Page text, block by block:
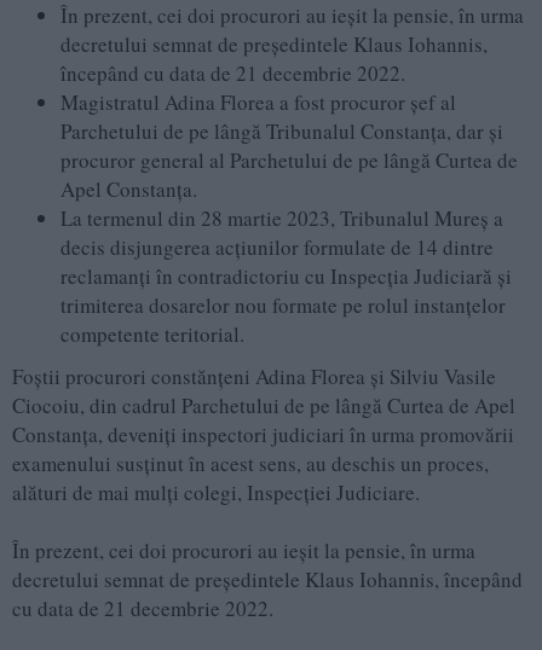
În prezent, cei doi procurori au ieșit la pensie, în urma
decretului semnat de președintele Klaus Iohannis,
începând cu data de 21 decembrie 2022.
Magistratul Adina Florea a fost procuror șef al
Parchetului de pe lângă Tribunalul Constanța, dar și
procuror general al Parchetului de pe lângă Curtea de
Apel Constanța.
La termenul din 28 martie 2023, Tribunalul Mureș a
decis disjungerea acțiunilor formulate de 14 dintre
reclamanți în contradictoriu cu Inspecția Judiciară și
trimiterea dosarelor nou formate pe rolul instanțelor
competente teritorial.
Foștii procurori constănțeni Adina Florea și Silviu Vasile
Ciocoiu, din cadrul Parchetului de pe lângă Curtea de Apel
Constanța, deveniți inspectori judiciari în urma promovării
examenului susținut în acest sens, au deschis un proces,
alături de mai mulți colegi, Inspecției Judiciare.
În prezent, cei doi procurori au ieșit la pensie, în urma
decretului semnat de președintele Klaus Iohannis, începând
cu data de 21 decembrie 2022.